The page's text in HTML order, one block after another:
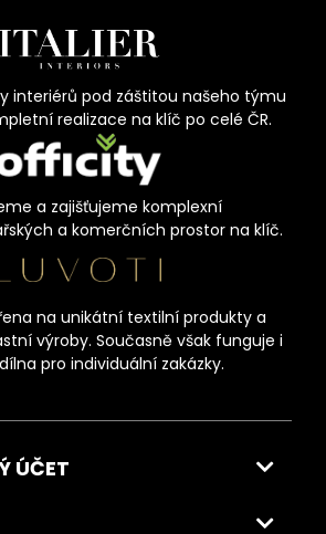
interiérů pod záštitou našeho týmu
realizace na klíč po celé ČR.
a zajišťujeme komplexní
a komerčních prostor na klíč.
na unikátní textilní produkty a
výroby. Současně však funguje i
pro individuální zakázky.
ÚČET